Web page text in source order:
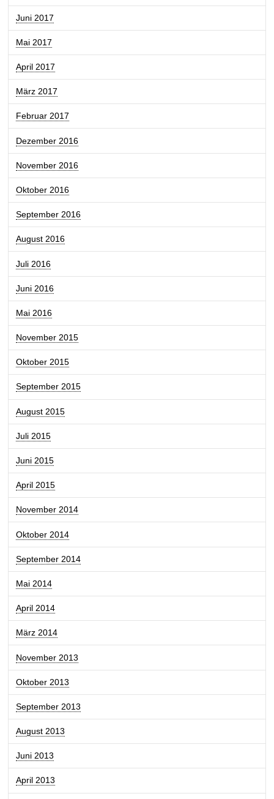
Juni 2017
Mai 2017
April 2017
März 2017
Februar 2017
Dezember 2016
November 2016
Oktober 2016
September 2016
August 2016
Juli 2016
Juni 2016
Mai 2016
November 2015
Oktober 2015
September 2015
August 2015
Juli 2015
Juni 2015
April 2015
November 2014
Oktober 2014
September 2014
Mai 2014
April 2014
März 2014
November 2013
Oktober 2013
September 2013
August 2013
Juni 2013
April 2013